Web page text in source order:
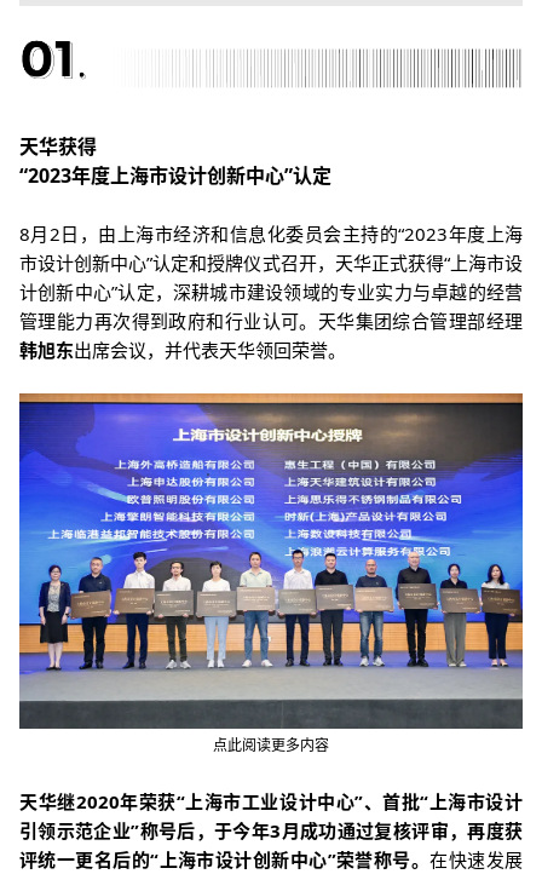
天华获得
“2023年度上海市设计创新中心”认定
8月2日，由上海市经济和信息化委员会主持的“2023年度上海
市设计创新中心”认定和授牌仪式召开，天华正式获得“上海市设
计创新中心”认定，深耕城市建设领域的专业实力与卓越的经营
管理能力再次得到政府和行业认可。天华集团综合管理部经理
韩旭东出席会议，并代表天华领回荣誉。
点此阅读更多内容
天华继2020年荣获“上海市工业设计中心”、首批“上海市设计
引领示范企业”称号后，于今年3月成功通过复核评审，再度获
评统一更名后的“上海市设计创新中心”荣誉称号。在快速发展